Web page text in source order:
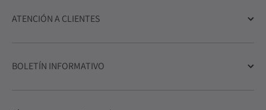
ATENCIÓN A CLIENTES
BOLETÍN INFORMATIVO